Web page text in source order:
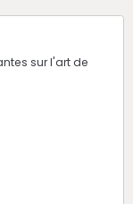
sur l'art de